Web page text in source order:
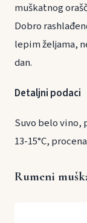
muškatnog
Dobro
lepim željama,
dan.
Detaljni podaci
Suvo belo vino,
13-15°C,
Rumeni